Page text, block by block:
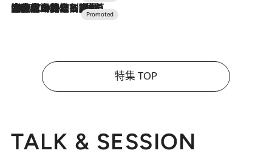
2026.7.10
NEW OPEN！【界 草津】名湯の地に誕生。趣の異なる2種の温泉と上州ならではの会席・蕎麦割烹など美食を味わう究極の癒やし旅
特集 TOP
TALK & SESSION